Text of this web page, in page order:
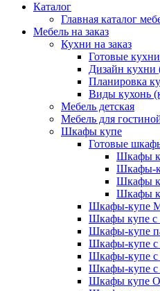
Каталог
Главная каталог
Мебель на заказ
Кухни на заказ
Готовые кухни
Дизайн кухни
Планировка
Виды кухонь
Мебель детская
Мебель для
Шкафы купе
Готовые
Шкафы
Шкафы-
Шкафы
Шкафы
Шкафы-купе
Шкафы купе
Шкафы-купе
Шкафы-купе с
Шкафы-купе с
Шкафы-купе с
Шкафы купе